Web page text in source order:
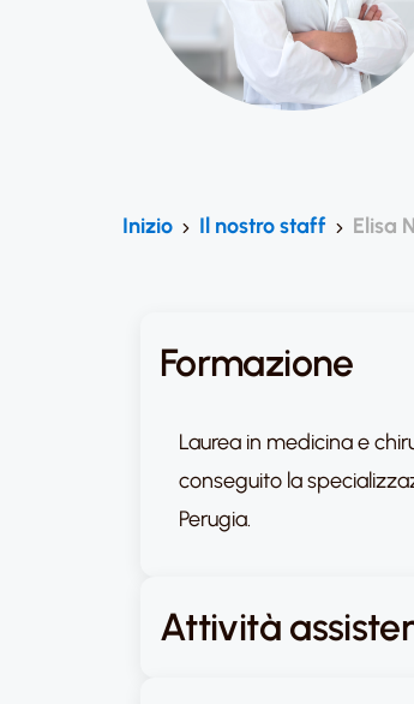
Inizio Il nostro staff Elisa
Formazione
Laurea in medicina e
conseguito la
Perugia.
Attività